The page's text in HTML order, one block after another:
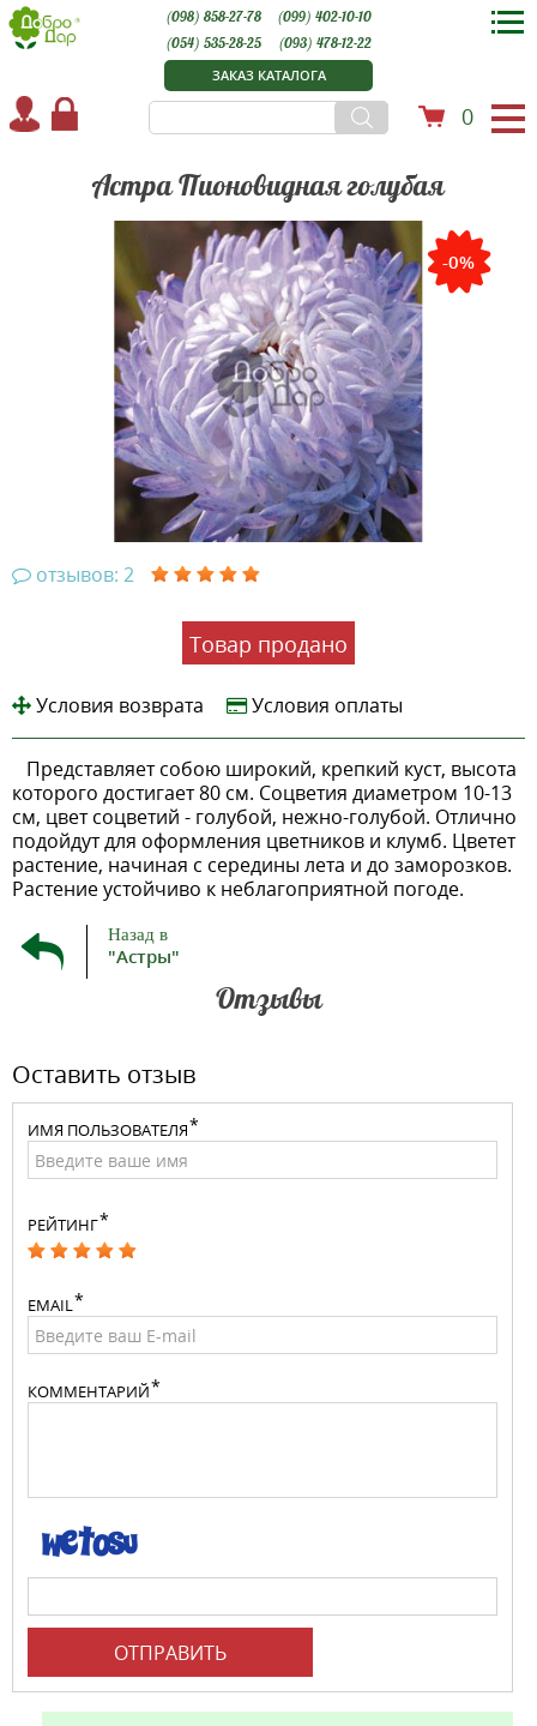
ЗАКАЗ КАТАЛОГА
0
(098) 858-27-78
(099) 402-10-10
(054) 535-28-25
(093) 478-12-22
Астра Пионовидная голубая
-0%
отзывов: 2
Товар продано
Условия возврата Условия оплаты
Представляет собою широкий, крепкий куст, высота
которого достигает 80 см. Соцветия диаметром 10-13
см, цвет соцветий - голубой, нежно-голубой. Отлично
подойдут для оформления цветников и клумб. Цветет
растение, начиная с середины лета и до заморозков.
Растение устойчиво к неблагоприятной погоде.
Назад в
"Астры"
Отзывы
Оставить отзыв
ИМЯ ПОЛЬЗОВАТЕЛЯ
РЕЙТИНГ
EMAIL
КОММЕНТАРИЙ
ОТПРАВИТЬ